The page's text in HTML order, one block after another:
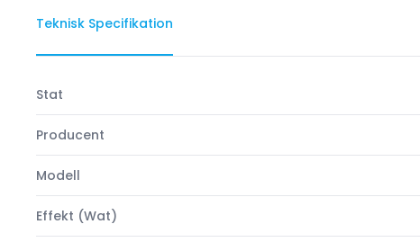
Teknisk Specifikation
Stat
Producent
Modell
Effekt (Wat)